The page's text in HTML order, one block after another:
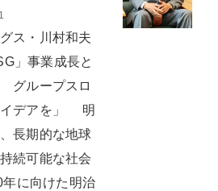
ス・川村和夫
」事業成長と
グループスロ
イデアを」 明
長期的な地球
続可能な社会
に向けた明治